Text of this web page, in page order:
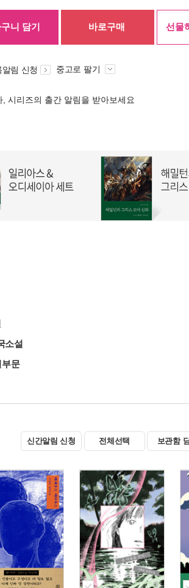
니 담기 바로구매 선물
림 신청 중고로 팔기
, 시리즈의 출간 알림을 받아보세요
소설
부문
신간알림 신청 전체선택 보관함